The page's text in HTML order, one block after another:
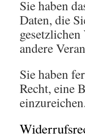
Sie haben
Daten, die
andere
Sie haben
Recht, eine